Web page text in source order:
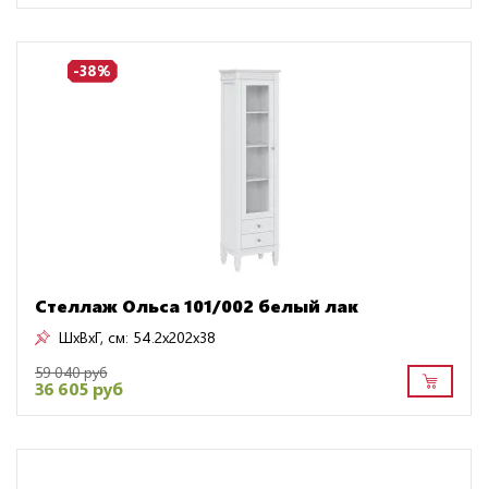
-38%
Стеллаж Ольса 101/002 белый лак
ШxВxГ, см: 54.2x202x38
59 040 руб
36 605 руб